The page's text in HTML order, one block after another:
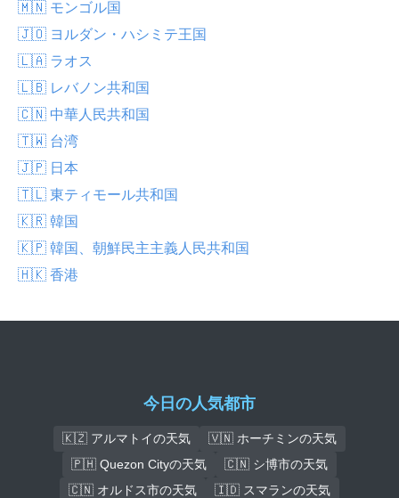
🇲🇳 モンゴル国
🇯🇴 ヨルダン・ハシミテ王国
🇱🇦 ラオス
🇱🇧 レバノン共和国
🇨🇳 中華人民共和国
🇹🇼 台湾
🇯🇵 日本
🇹🇱 東ティモール共和国
🇰🇷 韓国
🇰🇵 韓国、朝鮮民主主義人民共和国
🇭🇰 香港
今日の人気都市
🇰🇿 アルマトイの天気
🇻🇳 ホーチミンの天気
🇵🇭 Quezon Cityの天気
🇨🇳 シ博市の天気
🇨🇳 オルドス市の天気
🇮🇩 スマランの天気